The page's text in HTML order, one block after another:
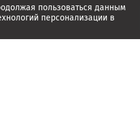
пользоваться данным
персонализации в